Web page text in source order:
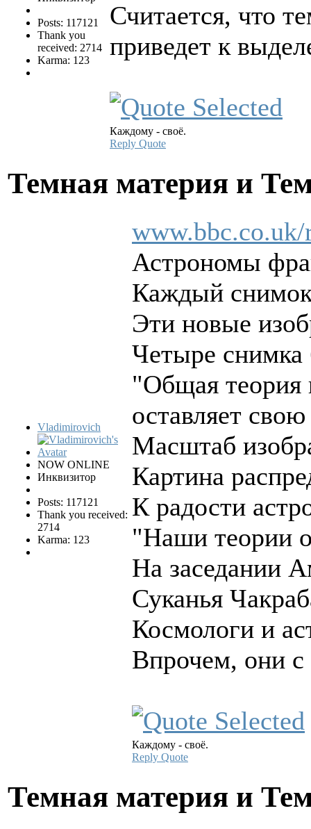
Posts: 117121
Thank you
received: 2714
Karma: 123
Считается, что
приведет к
Каждому - своё.
Reply Quote
Темная материя и
Vladimirovich
NOW ONLINE
Инквизитор
Posts: 117121
Thank you received:
2714
Karma: 123
www.bbc.co.uk/
Астрономы
Каждый снимок
Эти новые
Четыре снимка
"Общая теория
оставляет
Масштаб
Картина
К радости
"Наши теории о
На заседании
Суканья
Космологи и
Впрочем, они с
Каждому - своё.
Reply Quote
Темная материя и